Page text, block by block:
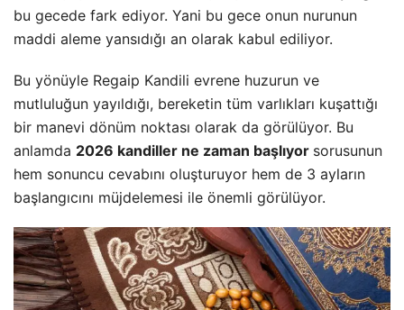
bu gecede fark ediyor. Yani bu gece onun nurunun
maddi aleme yansıdığı an olarak kabul ediliyor.
Bu yönüyle Regaip Kandili evrene huzurun ve
mutluluğun yayıldığı, bereketin tüm varlıkları kuşattığı
bir manevi dönüm noktası olarak da görülüyor. Bu
anlamda 2026 kandiller ne zaman başlıyor sorusunun
hem sonuncu cevabını oluşturuyor hem de 3 ayların
başlangıcını müjdelemesi ile önemli görülüyor.